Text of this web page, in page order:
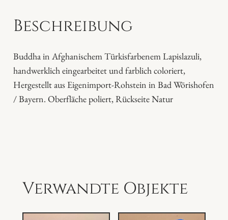
a
i
s
l
a
Beschreibung
Buddha in Afghanischem Türkisfarbenem Lapislazuli,
handwerklich eingearbeitet und farblich coloriert,
Hergestellt aus Eigenimport-Rohstein in Bad Wörishofen
/ Bayern. Oberfläche poliert, Rückseite Natur
Verwandte Objekte